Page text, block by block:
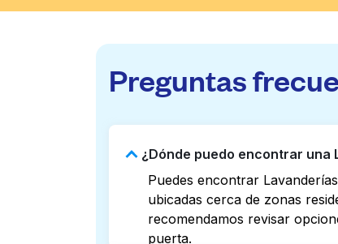
Preguntas
¿Dónde puedo encontrar una
Puedes encontrar
ubicadas cerca de zonas
recomendamos revisar
puerta.